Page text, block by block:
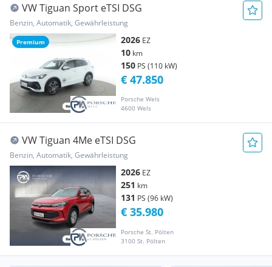
Premium
VW Tiguan Sport eTSI DSG
Benzin, Automatik, Gewährleistung
2026 EZ
10 km
150 PS (110 kW)
Porsche Wels
4600 Wels
€ 47.850
VW Tiguan 4Me eTSI DSG
Benzin, Automatik, Gewährleistung
2026 EZ
251 km
131 PS (96 kW)
Porsche St. Pölten
3100 St. Pölten
€ 35.980